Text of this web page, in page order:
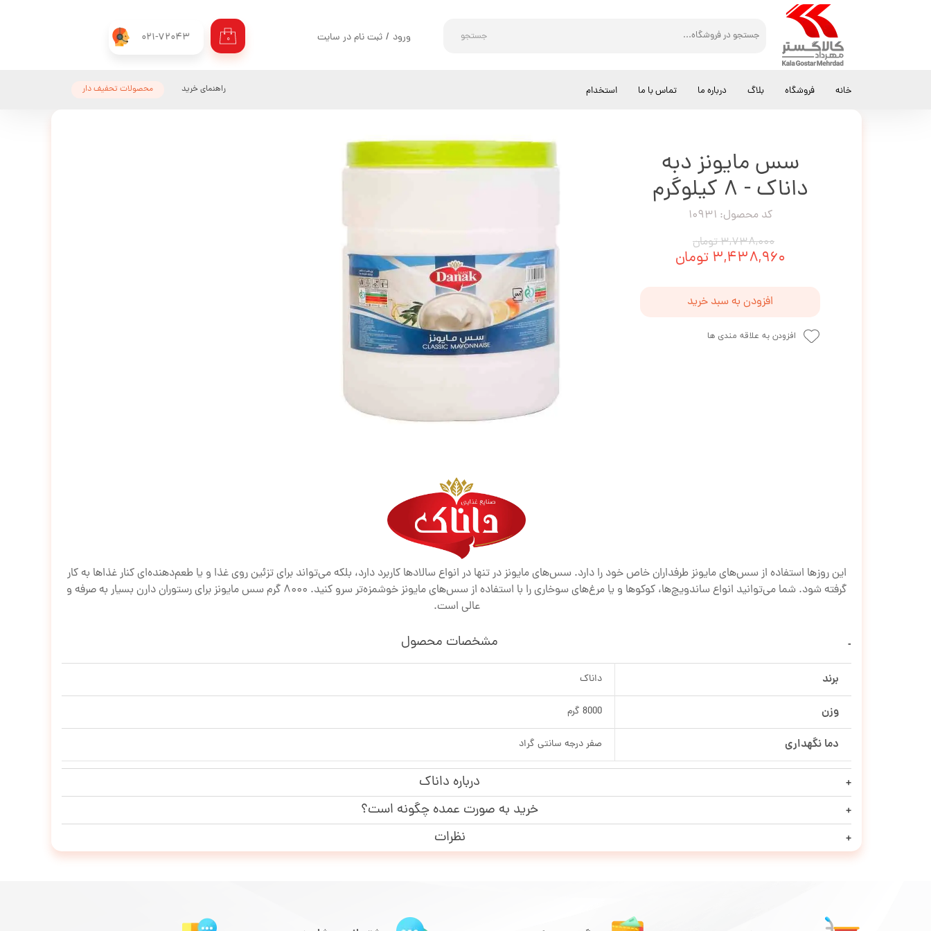
021-72043 جستجو ۰ ورود / ثبت نام در سایت
خروج از حساب کاربری
خانه فروشگاه بلاگ درباره ما تماس با ما استخدام محصولات تحفیف دار راهنمای خرید کالاگستر مهرداد سس سس مایونز دبه داناک - 8 کیلوگرم
سس مایونز دبه
داناک - 8 کیلوگرم
کد محصول: 10931
۳,۷۳۸,۰۰۰ تومان
۳,۴۳۸,۹۶۰ تومان
افزودن به سبد خرید
افزودن به علاقه مندی ها
این روزها استفاده از سس‌های مایونز طرفداران خاص خود را دارد. سس‌های مایونز در تنها در انواع سالادها کاربرد دارد، بلکه می‌تواند برای تزئین روی غذا و یا طعم‌دهنده‌ای کنار غذاها به کار
گرفته شود. شما می‌توانید انواع ساندویچ‌ها، کوکوها و یا مرغ‌های سوخاری را با استفاده از سس‌های مایونز خوشمزه‌تر سرو کنید. 8000 گرم سس مایونز برای رستوران دارن بسیار به صرفه و
عالی است.
مشخصات محصول
برند داناک
وزن 8000 گرم
دما نگهداری صفر درجه سانتی گراد
درباره داناک
خرید به صورت عمده چگونه است؟
نظرات